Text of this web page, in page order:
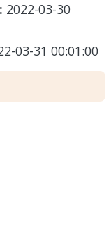
2022-03-30
03-31 00:01:00